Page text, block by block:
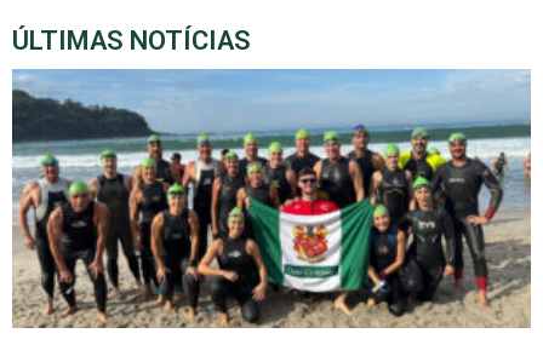
ÚLTIMAS NOTÍCIAS